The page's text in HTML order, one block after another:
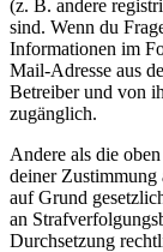
(z. B. andere
sind. Wenn du
Informationen im
Mail-Adresse aus
Betreiber und von
zugänglich.
Andere als die
deiner
auf Grund
an
Durchsetzung